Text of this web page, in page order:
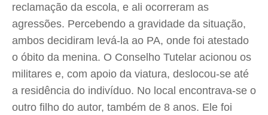
reclamação da escola, e ali ocorreram as
agressões. Percebendo a gravidade da situação,
ambos decidiram levá-la ao PA, onde foi atestado
o óbito da menina. O Conselho Tutelar acionou os
militares e, com apoio da viatura, deslocou-se até
a residência do indivíduo. No local encontrava-se o
outro filho do autor, também de 8 anos. Ele foi